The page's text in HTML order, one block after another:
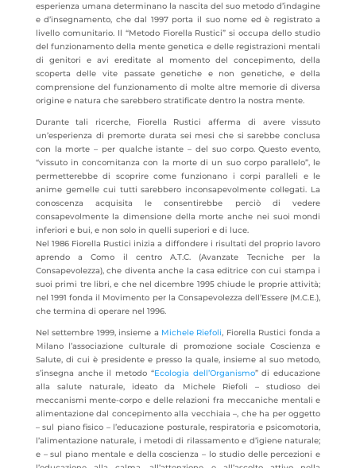
esperienza umana determinano la nascita del suo metodo d’indagine
e d’insegnamento, che dal 1997 porta il suo nome ed è registrato a
livello comunitario. Il “Metodo Fiorella Rustici” si occupa dello studio
del funzionamento della mente genetica e delle registrazioni mentali
di genitori e avi ereditate al momento del concepimento, della
scoperta delle vite passate genetiche e non genetiche, e della
comprensione del funzionamento di molte altre memorie di diversa
origine e natura che sarebbero stratificate dentro la nostra mente.
Durante tali ricerche, Fiorella Rustici afferma di avere vissuto
un’esperienza di premorte durata sei mesi che si sarebbe conclusa
con la morte – per qualche istante – del suo corpo. Questo evento,
“vissuto in concomitanza con la morte di un suo corpo parallelo”, le
permetterebbe di scoprire come funzionano i corpi paralleli e le
anime gemelle cui tutti sarebbero inconsapevolmente collegati. La
conoscenza acquisita le consentirebbe perciò di vedere
consapevolmente la dimensione della morte anche nei suoi mondi
inferiori e bui, e non solo in quelli superiori e di luce.
Nel 1986 Fiorella Rustici inizia a diffondere i risultati del proprio lavoro
aprendo a Como il centro A.T.C. (Avanzate Tecniche per la
Consapevolezza), che diventa anche la casa editrice con cui stampa i
suoi primi tre libri, e che nel dicembre 1995 chiude le proprie attività;
nel 1991 fonda il Movimento per la Consapevolezza dell’Essere (M.C.E.),
che termina di operare nel 1996.
Nel settembre 1999, insieme a Michele Riefoli, Fiorella Rustici fonda a
Milano l’associazione culturale di promozione sociale Coscienza e
Salute, di cui è presidente e presso la quale, insieme al suo metodo,
s’insegna anche il metodo “Ecologia dell’Organismo” di educazione
alla salute naturale, ideato da Michele Riefoli – studioso dei
meccanismi mente-corpo e delle relazioni fra meccaniche mentali e
alimentazione dal concepimento alla vecchiaia –, che ha per oggetto
– sul piano fisico – l’educazione posturale, respiratoria e psicomotoria,
l’alimentazione naturale, i metodi di rilassamento e d’igiene naturale;
e – sul piano mentale e della coscienza – lo studio delle percezioni e